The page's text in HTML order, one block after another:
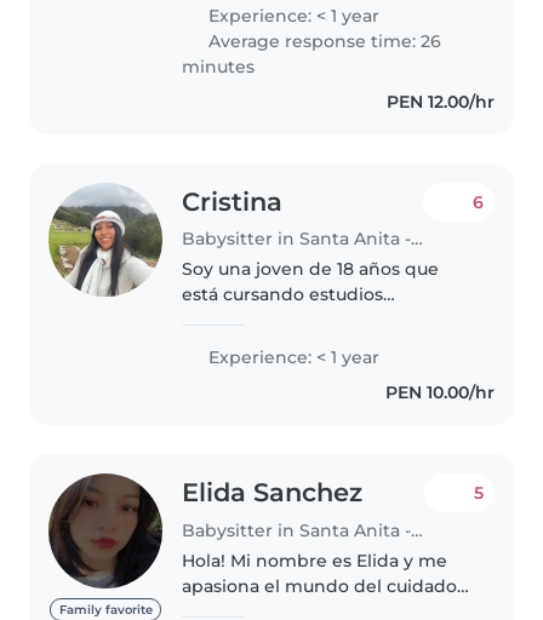
mucho cuidar a los niñ@s , soy
muy paciente y divertida con..
Experience: < 1 year
Average response time: 26
minutes
PEN 12.00/hr
Cristina
Babysitter in Santa Anita - Los Ficus
6
Soy una joven de 18 años que
está cursando estudios
Aunque no cuento con mucha
experiencia laboral, he ayudado
en el cuidado de niños en una
Experience: < 1 year
PEN 10.00/hr
Family favorite
Elida Sanchez
Babysitter in Santa Anita - Los Ficus
5
Hola! Mi nombre es Elida y me
apasiona el mundo del cuidado